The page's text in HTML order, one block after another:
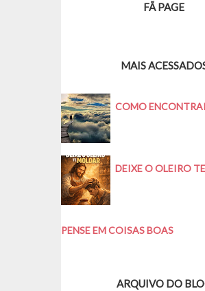
FÃ PAGE
MAIS
COMO
DEIXE O OLEIRO
PENSE EM COISAS BOAS
ARQUIVO DO